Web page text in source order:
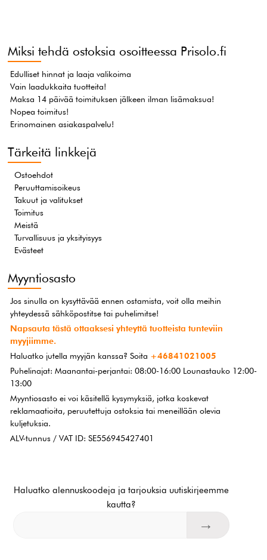
Miksi tehdä ostoksia osoitteessa Prisolo.fi
Edulliset hinnat ja laaja valikoima
Vain laadukkaita tuotteita!
Maksa 14 päivää toimituksen jälkeen ilman lisämaksua!
Nopea toimitus!
Erinomainen asiakaspalvelu!
Tärkeitä linkkejä
Ostoehdot
Peruuttamisoikeus
Takuut ja valitukset
Toimitus
Meistä
Turvallisuus ja yksityisyys
Evästeet
Myyntiosasto
Jos sinulla on kysyttävää ennen ostamista, voit olla meihin
yhteydessä sähköpostitse tai puhelimitse!
Napsauta tästä ottaaksesi yhteyttä tuotteista tunteviin
myyjiimme.
Haluatko jutella myyjän kanssa? Soita +46841021005
Puhelinajat: Maanantai-perjantai: 08:00-16:00 Lounastauko 12:00-
13:00
Myyntiosasto ei voi käsitellä kysymyksiä, jotka koskevat
reklamaatioita, peruutettuja ostoksia tai meneillään olevia
kuljetuksia.
ALV-tunnus / VAT ID: SE556945427401
Haluatko alennuskoodeja ja tarjouksia uutiskirjeemme
kautta?